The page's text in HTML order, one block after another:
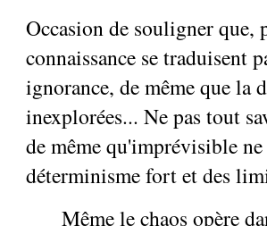
Occasion de souligner que,
connaissance se traduisent
ignorance, de même que la
inexplorées... Ne pas tout
de même qu'imprévisible
déterminisme fort et des
Même le chaos opère